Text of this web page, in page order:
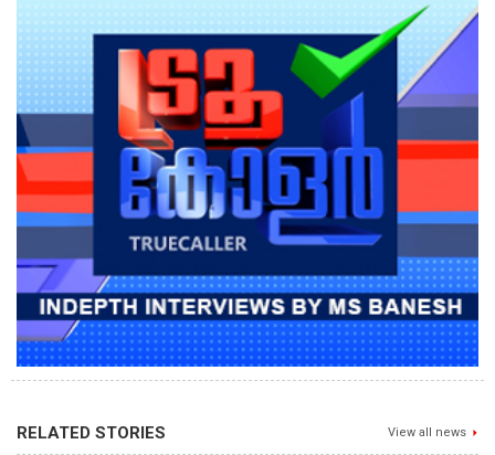
RELATED STORIES View all news